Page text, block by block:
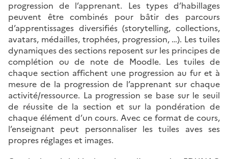
progression de l’apprenant. Les types d’habillages
peuvent être combinés pour bâtir des parcours
d’apprentissages diversifiés (storytelling, collections,
avatars, médailles, trophées, progression, …). Les tuiles
dynamiques des sections reposent sur les principes de
complétion ou de note de Moodle. Les tuiles de
chaque section affichent une progression au fur et à
mesure de la progression de l’apprenant sur chaque
activité/ressource. La progression se base sur le seuil
de réussite de la section et sur la pondération de
chaque élément d’un cours. Avec ce format de cours,
l’enseignant peut personnaliser les tuiles aves ses
propres réglages et images.